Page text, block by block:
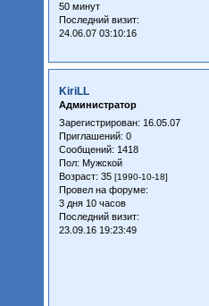
50 минут
Последний визит:
24.06.07 03:10:16
KiriLL
Администратор
Зарегистрирован: 16.05.07
Приглашений: 0
Сообщений: 1418
Пол: Мужской
Возраст: 35 [1990-10-18]
Провел на форуме:
3 дня 10 часов
Последний визит:
23.09.16 19:23:49